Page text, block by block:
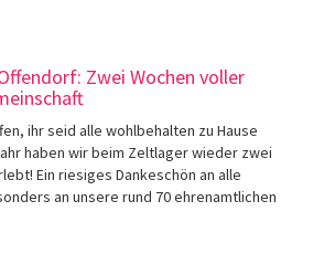
Zwei Wochen voller
ihr seid alle wohlbehalten zu Hause
haben wir beim Zeltlager wieder zwei
Ein riesiges Dankeschön an alle
an unsere rund 70 ehrenamtlichen